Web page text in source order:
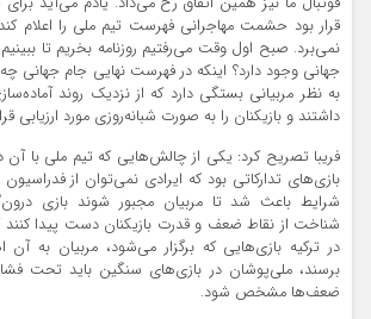
قرار بود حشمت مهاجرانی فهرست تیم ملی را اعلام
نمی‌برد. صبح اول وقت می‌رفتیم روزنامه بخریم تا
جهانی وجود دارد؟ اینکه در فهرست نهایی جام جهانی چه
به نظر مربیانی بستگی دارد که از نزدیک روند
داشتند و بازیکنان را به صورت شبانه‌روزی مورد ارزیابی
فریبا تصریح کرد: یکی از چالش‌هایی که تیم ملی با آن
بازی‌های تدارکاتی بود که ایرادی نمی‌توان از
شرایط باعث شد تا مربیان مجبور شوند بازی
شناخت از نقاط ضعف و قدرت بازیکنان دست پیدا کنند
در ترکیه بازی‌هایی که برگزار می‌شود، مربیان به
برسند، ملی‌پوشان در بازی‌های سنگین باید تحت فشار
ضعف‌ها مشخص شود.